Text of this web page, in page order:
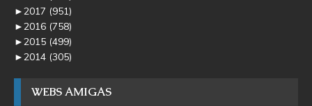
►2017 (951)
►2016 (758)
►2015 (499)
►2014 (305)
WEBS AMIGAS